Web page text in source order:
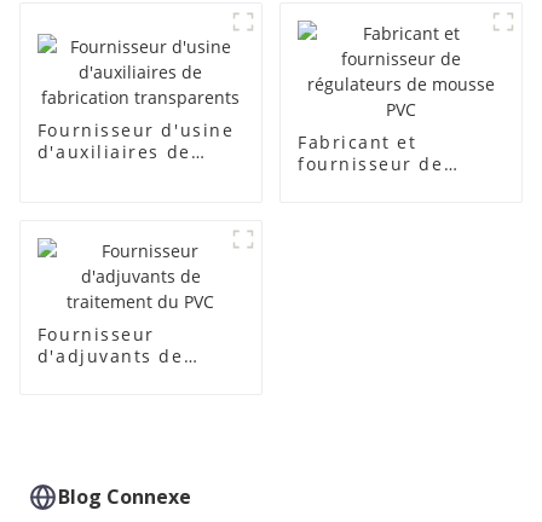
Fournisseur d'usine
d'auxiliaires de
Fabricant et
fournisseur de
Fournisseur
d'adjuvants de
Blog Connexe